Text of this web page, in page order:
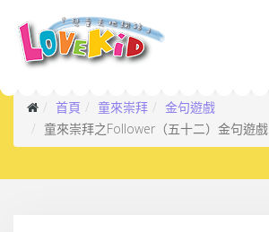
首頁 童來崇拜
金句遊戲
童來崇拜之Follower（五十二）金句遊戲